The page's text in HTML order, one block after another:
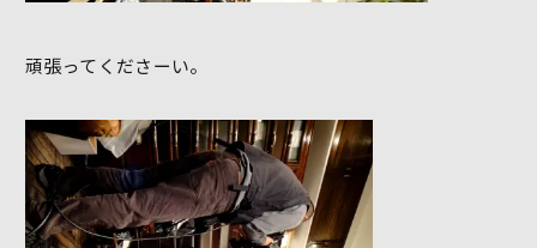
頑張ってくださーい。